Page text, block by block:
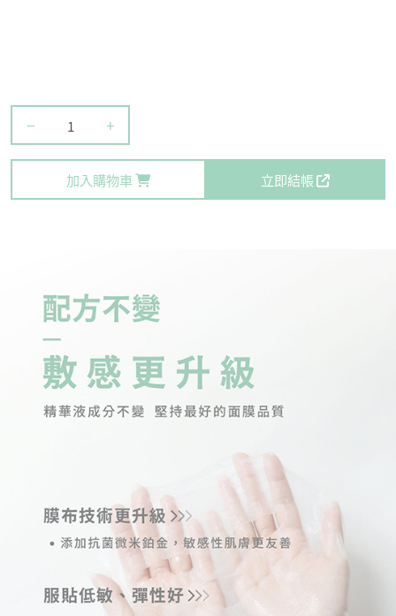
− +
加入購物車 立即結帳